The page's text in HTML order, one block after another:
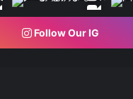
Follow Our IG